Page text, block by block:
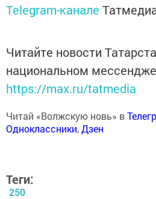
Telegram-канале
Читайте новости
национальном
https://max.ru/tatmedia
Читай «Волжскую новь» в
Одноклассники,Дзен
Теги:
250